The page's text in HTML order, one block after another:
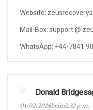
Website:
Mail-Box: support @
WhatsApp: +44-7841
Donald
01/02/2026beim2:32 p.m.